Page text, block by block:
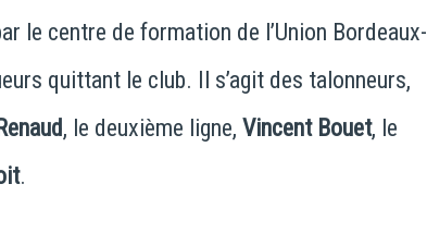
le centre de formation de l’Union Bordeaux-
quittant le club. Il s’agit des talonneurs,
, le deuxième ligne, Vincent Bouet, le
.